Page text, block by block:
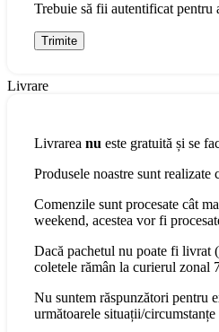
Trebuie să fii autentificat pentru
Livrare
Livrarea nu este gratuită și se
Produsele noastre sunt
Comenzile sunt procesate cât
weekend, acestea vor fi
Dacă pachetul nu poate fi livrat
coletele rămân la curierul zonal
Nu suntem răspunzători pentru
următoarele situații/